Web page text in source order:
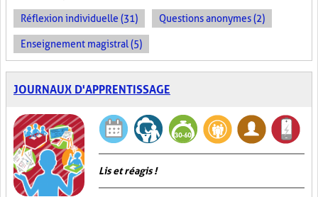
Réflexion individuelle (31) Questions anonymes (2)
Enseignement magistral (5)
JOURNAUX D'APPRENTISSAGE
Lis et réagis !